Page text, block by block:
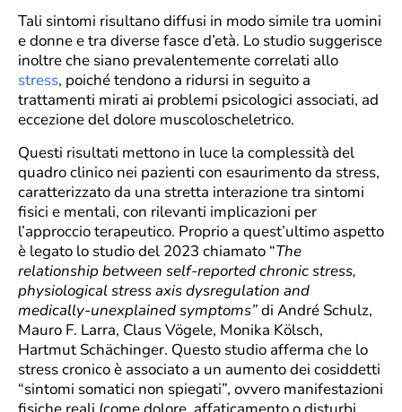
Tali sintomi risultano diffusi in modo simile tra uomini
e donne e tra diverse fasce d’età. Lo studio suggerisce
inoltre che siano prevalentemente correlati allo
stress, poiché tendono a ridursi in seguito a
trattamenti mirati ai problemi psicologici associati, ad
eccezione del dolore muscoloscheletrico.
Questi risultati mettono in luce la complessità del
quadro clinico nei pazienti con esaurimento da stress,
caratterizzato da una stretta interazione tra sintomi
fisici e mentali, con rilevanti implicazioni per
l’approccio terapeutico. Proprio a quest’ultimo aspetto
è legato lo studio del 2023 chiamato “The
relationship between self-reported chronic stress,
physiological stress axis dysregulation and
medically-unexplained symptoms”di André Schulz,
Mauro F. Larra, Claus Vögele, Monika Kölsch,
Hartmut Schächinger. Questo studio afferma che lo
stress cronico è associato a un aumento dei cosiddetti
“sintomi somatici non spiegati”, ovvero manifestazioni